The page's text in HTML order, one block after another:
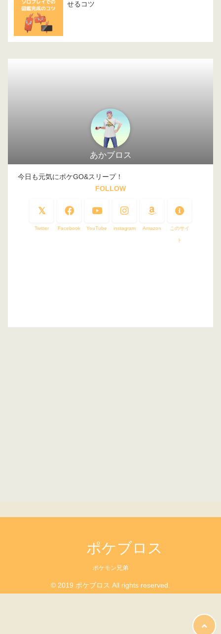
せるコツ
あかブロス
今日も元気にポケGO&スリープ！
FOLLOW
Twitter Facebook YouTube instagram Amazon このサイ
ト
ポケブロス
ポケモン兄弟
© 2019 ポケブロス All rights reserved.